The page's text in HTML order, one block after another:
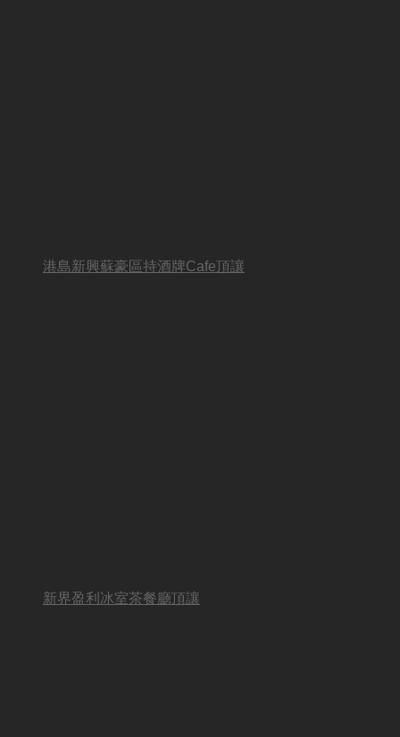
港島新興蘇豪區持酒牌Cafe頂讓
新界盈利冰室茶餐廳頂讓